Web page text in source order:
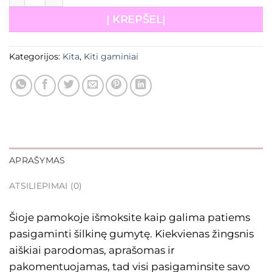
Į KREPŠELĮ
Kategorijos: Kita, Kiti gaminiai
APRAŠYMAS
ATSILIEPIMAI (0)
Šioje pamokoje išmoksite kaip galima patiems
pasigaminti šilkinę gumytę. Kiekvienas žingsnis
aiškiai parodomas, aprašomas ir
pakomentuojamas, tad visi pasigaminsite savo